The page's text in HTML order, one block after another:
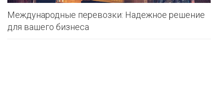
Международные перевозки: Надежное решение
для вашего бизнеса